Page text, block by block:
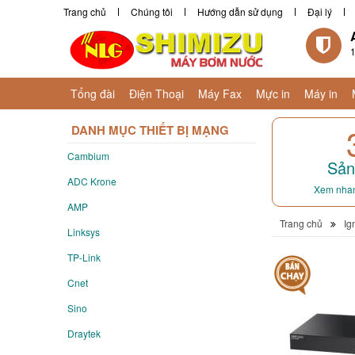
Trang chủ Chúng tôi Hướng dẫn sử dụng Đại lý
Tổng đài Điện Thoại Máy Fax Mực in Máy in
DANH MỤC THIẾT BỊ MẠNG
Cambium
ADC Krone
AMP
Linksys
TP-Link
Cnet
Sino
Draytek
Xem
Trang chủ